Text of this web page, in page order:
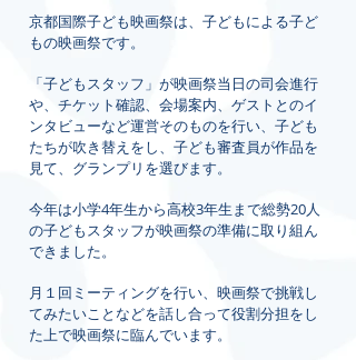
京都国際子ども映画祭は、子どもによる子ど
もの映画祭です。
「子どもスタッフ」が映画祭当日の司会進行
や、チケット確認、会場案内、ゲストとのイ
ンタビューなど運営そのものを行い、子ども
たちが吹き替えをし、子ども審査員が作品を
見て、グランプリを選びます。
今年は小学4年生から高校3年生まで総勢20人
の子どもスタッフが映画祭の準備に取り組ん
できました。
月１回ミーティングを行い、映画祭で挑戦し
てみたいことなどを話し合って役割分担をし
た上で映画祭に臨んでいます。